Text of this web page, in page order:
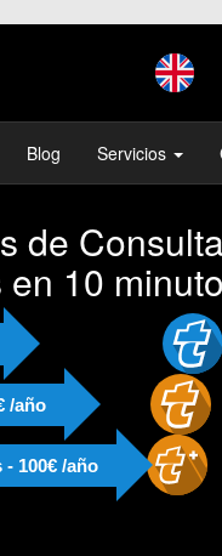
Blog Servicios
de
en 10
/año
- 100€ /año